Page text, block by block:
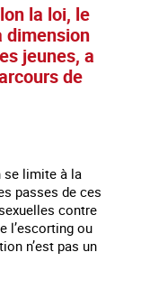
la loi, le
dimension
jeunes, a
de
se limite à la
passes de ces
contre
l’escorting ou
n’est pas un